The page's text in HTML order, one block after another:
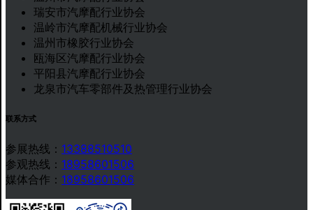
瑞安市汽摩配行业协会
温岭市汽摩配机械行业协会
温州市橡胶行业协会
瓯海区汽摩配行业协会
平阳县汽摩配行业协会
龙泉市汽车零部件及热管理行业协会
联系方式
参展热线： 13388510510
参观热线： 18958601506
媒体合作： 18958601506